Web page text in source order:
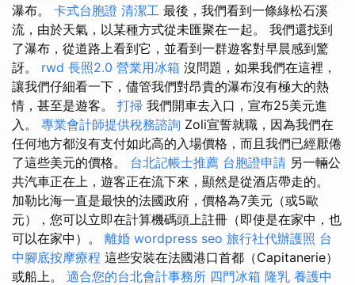
瀑布。 卡式台胞證 清潔工 最後，我們看到一條綠松石溪
流，由於天氣，以某種方式從未匯聚在一起。 我們還找到
了瀑布，從道路上看到它，並看到一群遊客對早晨感到驚
訝。 rwd 長照2.0 營業用冰箱 沒問題，如果我們在這裡，
讓我們仔細看一下，儘管我們對昂貴的瀑布沒有極大的熱
情，甚至是遊客。 打掃 我們開車去入口，宣布25美元進
入。 專業會計師提供稅務諮詢 Zoli宣誓就職，因為我們在
任何地方都沒有支付如此高的入場價格，而且我們已經厭倦
了這些美元的價格。 台北記帳士推薦 台胞證申請 另一輛公
共汽車正在上，遊客正在流下來，顯然是從酒店帶走的。
加勒比海一直是最快的法國政府，價格為7美元（或5歐
元），您可以立即在計算機碼頭上註冊（即使是在家中，也
可以在家中）。 離婚 wordpress seo 旅行社代辦護照 台
中腳底按摩療程 這些安裝在法國港口首都（Capitanerie）
或船上。 適合您的台北會計事務所 四門冰箱 隆乳 養護中